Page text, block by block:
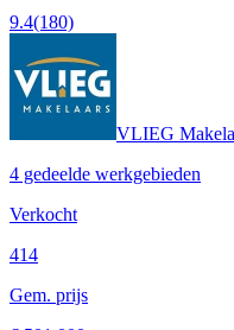
9.4(180)
VLIEG
4 gedeelde werkgebieden
Verkocht
414
Gem. prijs